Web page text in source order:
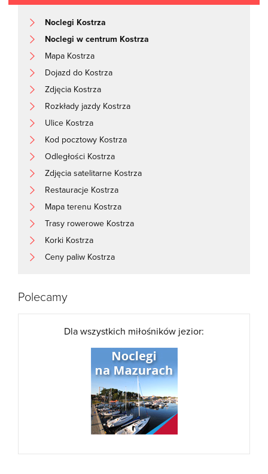
Noclegi Kostrza
Noclegi w centrum Kostrza
Mapa Kostrza
Dojazd do Kostrza
Zdjęcia Kostrza
Rozkłady jazdy Kostrza
Ulice Kostrza
Kod pocztowy Kostrza
Odległości Kostrza
Zdjęcia satelitarne Kostrza
Restauracje Kostrza
Mapa terenu Kostrza
Trasy rowerowe Kostrza
Korki Kostrza
Ceny paliw Kostrza
Polecamy
Dla wszystkich miłośników jezior: